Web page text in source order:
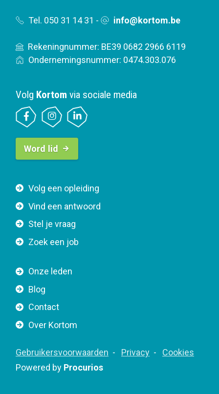
Tel. 050 31 14 31 - info@kortom.be
Rekeningnummer: BE39 0682 2966 6119
Ondernemingsnummer: 0474.303.076
F
o
t
e
a
v
i
a
i
o
Volg een opleiding
Vind een antwoord
Stel je vraag
Zoek een job
Onze leden
Blog
Contact
Over Kortom
F
o
Gebruikersvoorwaarden Privacy
Cookies
Powered by Procurios
Volg Kortom via sociale media
B
t
o
n
a
v
g
t
i
o
Word lid